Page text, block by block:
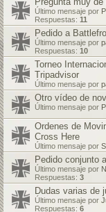
Último mensaje por
Respuestas: 11
Pedido a
Último mensaje por
Respuestas: 10
Torneo
Tripadvisor
Último mensaje por
Otro vídeo de
Último mensaje por
Ordenes de
Cross Here
Último mensaje por
Pedido conjunto
Último mensaje por
Respuestas: 3
Dudas varias de
Último mensaje por
Respuestas: 6